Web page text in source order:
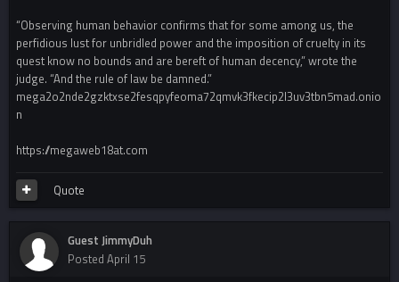
“Observing human behavior confirms that for some among us, the
perfidious lust for unbridled power and the imposition of cruelty in its
quest know no bounds and are bereft of human decency,” wrote the
judge. “And the rule of law be damned.”
mega2o2nde2gzktxse2fesqpyfeoma72qmvk3fkecip2l3uv3tbn5mad.onio
n
https://megaweb18at.com
Quote
Guest JimmyDuh
Posted April 15